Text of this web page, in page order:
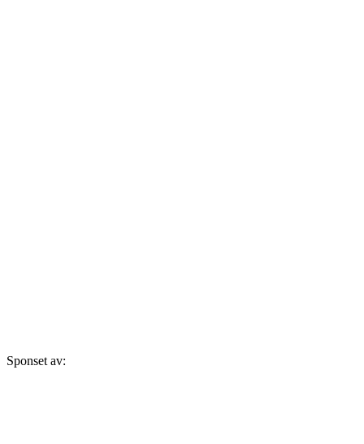
Sponset av: